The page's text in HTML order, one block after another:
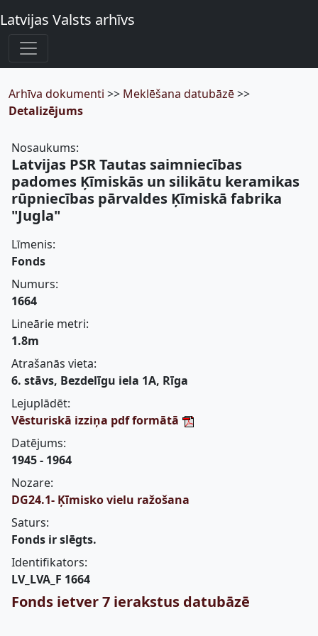
Latvijas Valsts arhīvs
Arhīva dokumenti >> Meklēšana datubāzē>>
Detalizējums
Nosaukums:
Latvijas PSR Tautas saimniecības
padomes Ķīmiskās un silikātu keramikas
rūpniecības pārvaldes Ķīmiskā fabrika
"Jugla"
Līmenis:
Fonds
Numurs:
1664
Lineārie metri:
1.8m
Atrašanās vieta:
6. stāvs, Bezdelīgu iela 1A, Rīga
Lejuplādēt:
Vēsturiskā izziņa pdf formātā
Datējums:
1945 - 1964
Nozare:
DG24.1- Ķīmisko vielu ražošana
Saturs:
Fonds ir slēgts.
Identifikators:
LV_LVA_F 1664
Fonds ietver 7 ierakstus datubāzē